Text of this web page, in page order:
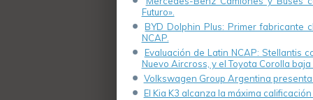
Futuro».
BYD Dolphin Plus: Primer fabricante
NCAP.
Evaluación de Latin NCAP: Stellantis
Nuevo Aircross, y el Toyota Corolla
Volkswagen Group Argentina
El Kia K3 alcanza la máxima